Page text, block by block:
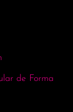
de Forma